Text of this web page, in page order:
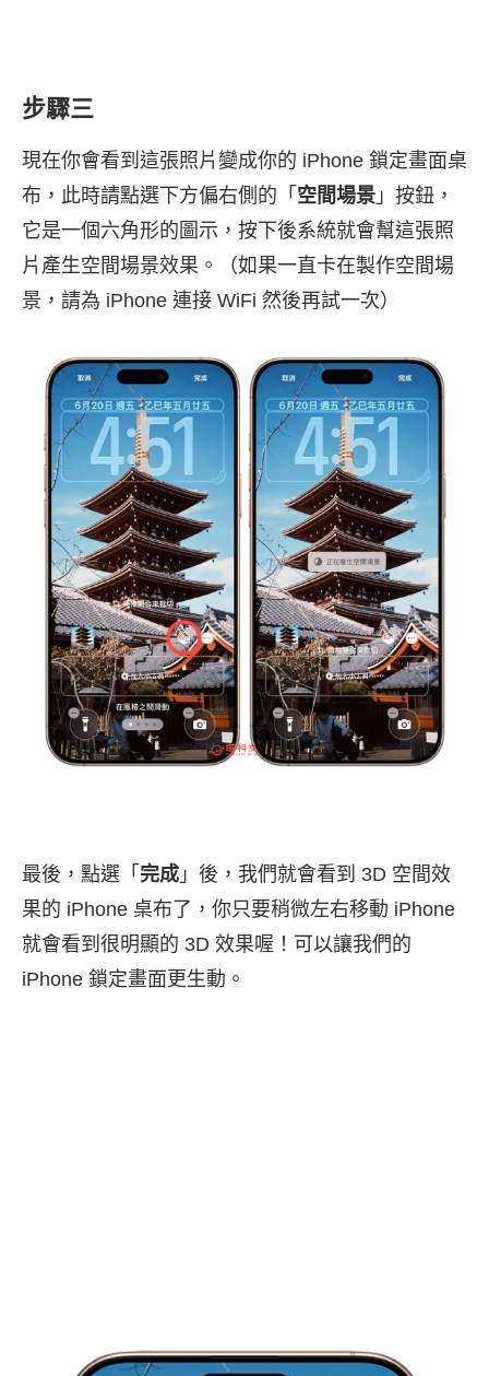
步驟三
現在你會看到這張照片變成你的 iPhone 鎖定畫面桌
布，此時請點選下方偏右側的「 空間場景 」按鈕，
它是一個六角形的圖示，按下後系統就會幫這張照
片產生空間場景效果。（如果一直卡在製作空間場
景，請為 iPhone 連接 WiFi 然後再試一次）
最後，點選「 完成 」後，我們就會看到 3D 空間效
果的 iPhone 桌布了，你只要稍微左右移動 iPhone
就會看到很明顯的 3D 效果喔！可以讓我們的
iPhone 鎖定畫面更生動。